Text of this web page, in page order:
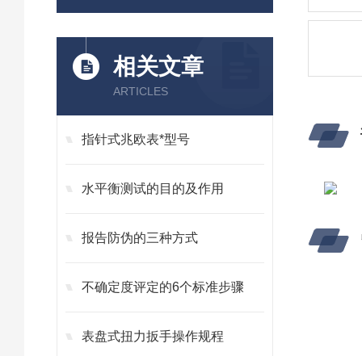
相关文章
ARTICLES
指针式兆欧表*型号
水平衡测试的目的及作用
报告防伪的三种方式
不确定度评定的6个标准步骤
表盘式扭力扳手操作规程